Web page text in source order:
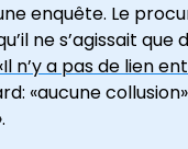
enquête. Le
ne s’agissait que
n’y a pas de lien
«aucune